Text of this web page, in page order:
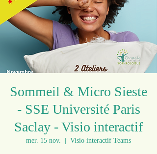
Sommeil & Micro Sieste
- SSE Université Paris
Saclay - Visio interactif
mer. 15 nov. Visio interactif Teams